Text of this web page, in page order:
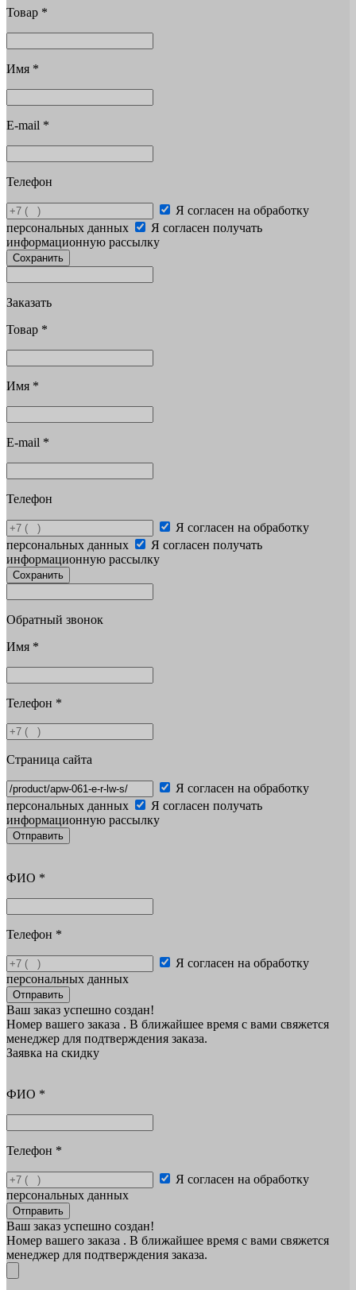
Товар *
Имя *
E-mail *
Телефон
Я согласен на обработку
персональных данных
Я согласен получать
информационную рассылку
Сохранить
Заказать
Товар *
Имя *
E-mail *
Телефон
Я согласен на обработку
персональных данных
Я согласен получать
информационную рассылку
Сохранить
Обратный звонок
Имя *
Телефон *
Страница сайта
Я согласен на обработку
персональных данных
Я согласен получать
информационную рассылку
Отправить
ФИО *
Телефон *
Я согласен на обработку
персональных данных
Отправить
Ваш заказ успешно создан!
Номер вашего заказа . В ближайшее время с вами свяжется
менеджер для подтверждения заказа.
Заявка на скидку
ФИО *
Телефон *
Я согласен на обработку
персональных данных
Отправить
Ваш заказ успешно создан!
Номер вашего заказа . В ближайшее время с вами свяжется
менеджер для подтверждения заказа.